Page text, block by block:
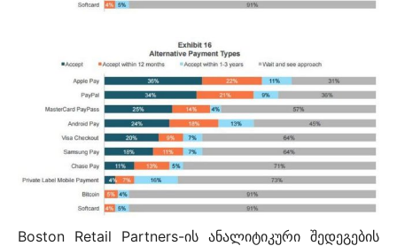
Boston Retail Partners-ის ანალიტიკური შედეგების